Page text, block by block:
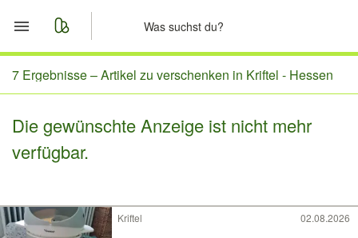
Start
Nachrichten
7 Ergebnisse –Artikel zu verschenken in Kriftel - Hessen
Die gewünschte Anzeige ist nicht mehr
verfügbar.
Kriftel 02.08.2026